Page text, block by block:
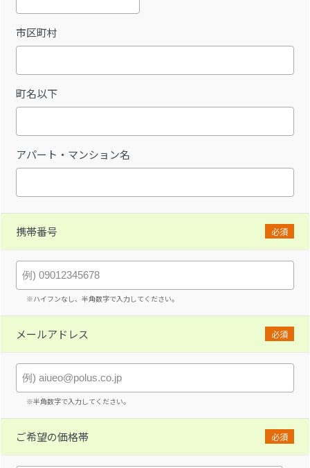
市区町村
町名以下
アパート・マンション名
携帯番号 必須
※ハイフンなし、半角数字で入力してください。
メールアドレス 必須
※半角数字で入力してください。
ご希望の価格帯 必須